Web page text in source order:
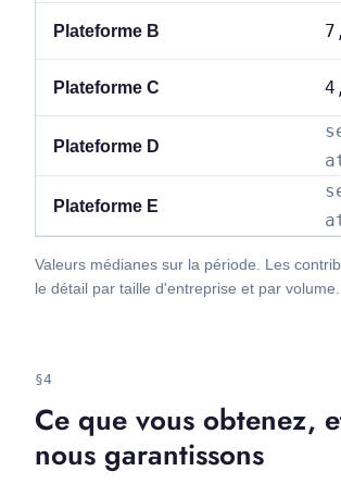
Plateforme B
Plateforme C
Plateforme D
Plateforme E
Valeurs médianes sur la période. Les
le détail par taille d'entreprise et par volume.
§4
Ce que vous obtenez,
nous garantissons